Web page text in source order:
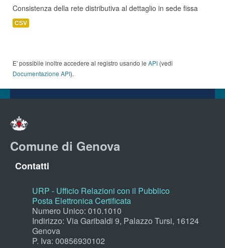
Consistenza della rete distributiva al dettaglio in sede fissa
CSV
E' possibile inoltre accedere al registro usando le API (vedi
Documentazione API).
Comune di Genova
Contatti
URP - Ufficio Relazioni con il Pubblico
Posta Elettronica Certificata
Numero Unico: 010.1010
Indirizzo: Via Garibaldi 9, Palazzo Tursi, 16124
Genova
P. Iva: 00856930102